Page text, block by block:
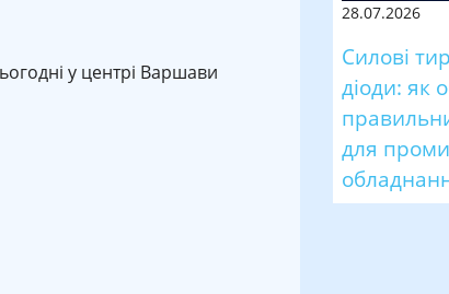
у центрі Варшави
28.07.2026
Силові
діоди: як
для